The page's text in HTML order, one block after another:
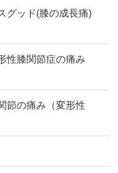
グッド(膝の成長痛)
性膝関節症の痛み
節の痛み（変形性